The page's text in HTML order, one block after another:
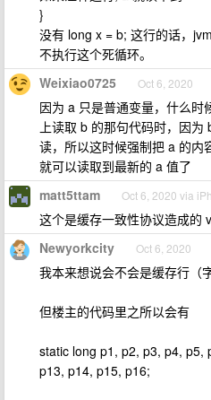
}
没有 long x = b; 这行的话，
不执行这个死循环。
Weixiao0725 Oct 6, 2020
因为 a 只是普通变量，什么时
上读取 b 的那句代码时，因
读，所以这时候强制把 a 的内
就可以读取到最新的 a 值了
matt5ttam Oct 6, 2020 via
这个是缓存一致性协议造成的
Newyorkcity Oct 6, 2020
我本来想说会不会是缓存行（
但楼主的代码里之所以会有
static long p1, p2, p3, p4, p5,
p13, p14, p15, p16;